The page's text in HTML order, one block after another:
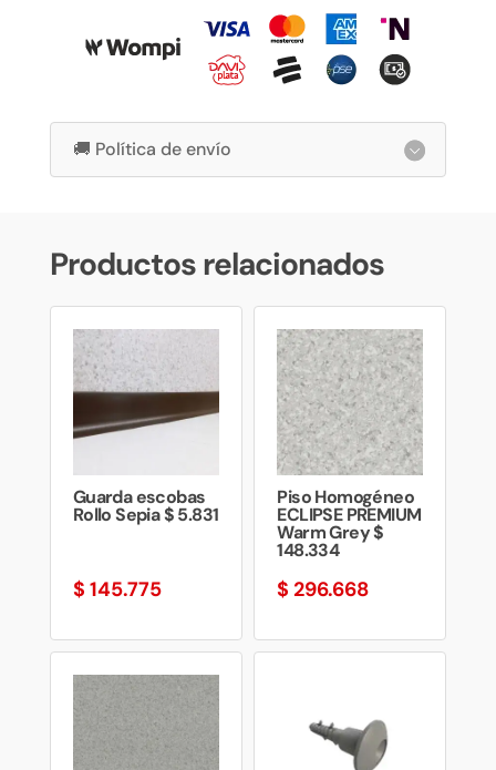
🚚 Política de envío
Productos relacionados
Guarda escobas
Rollo Sepia $ 5.831
$ 145.775
Piso Homogéneo
ECLIPSE PREMIUM
Warm Grey $
148.334
$ 296.668